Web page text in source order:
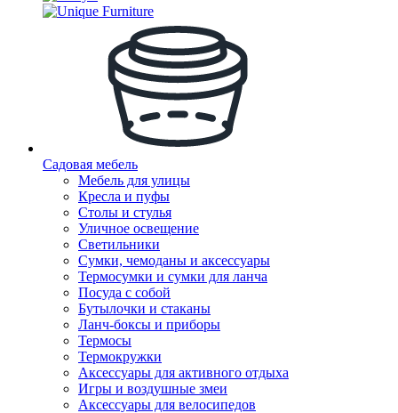
Садовая мебель
Мебель для улицы
Кресла и пуфы
Столы и стулья
Уличное освещение
Светильники
Сумки, чемоданы и аксессуары
Термосумки и сумки для ланча
Посуда с собой
Бутылочки и стаканы
Ланч-боксы и приборы
Термосы
Термокружки
Аксессуары для активного отдыха
Игры и воздушные змеи
Аксессуары для велосипедов